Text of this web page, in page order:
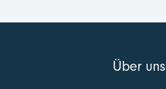
Über uns